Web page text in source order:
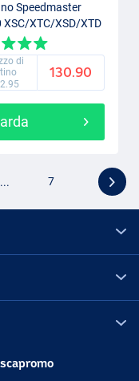
Speedmaster
XSC/XTC/XSD/XTD
di
130.90
... 7